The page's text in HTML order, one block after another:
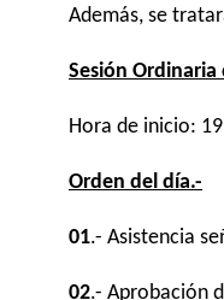
Además, se
Sesión Ordinaria
Hora de inicio:
Orden del día.-
01.- Asistencia
02.- Aprobación